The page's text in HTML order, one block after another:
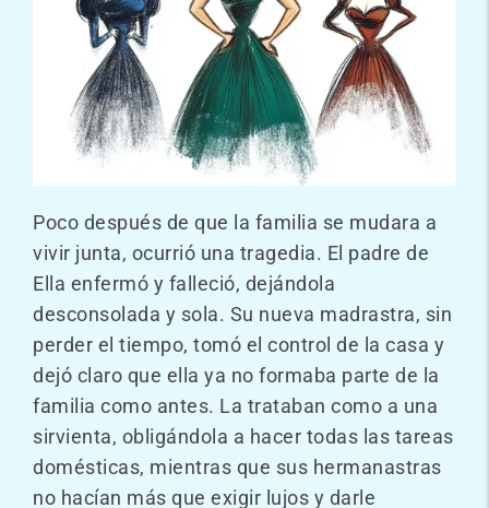
Poco después de que la familia se mudara a
vivir junta, ocurrió una tragedia. El padre de
Ella enfermó y falleció, dejándola
desconsolada y sola. Su nueva madrastra, sin
perder el tiempo, tomó el control de la casa y
dejó claro que ella ya no formaba parte de la
familia como antes. La trataban como a una
sirvienta, obligándola a hacer todas las tareas
domésticas, mientras que sus hermanastras
no hacían más que exigir lujos y darle